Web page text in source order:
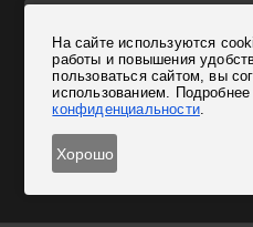
Согласен на обработку
На сайте используются
работы и повышения
пользоваться сайтом, вы
использованием.
конфиденциальности.
Хорошо